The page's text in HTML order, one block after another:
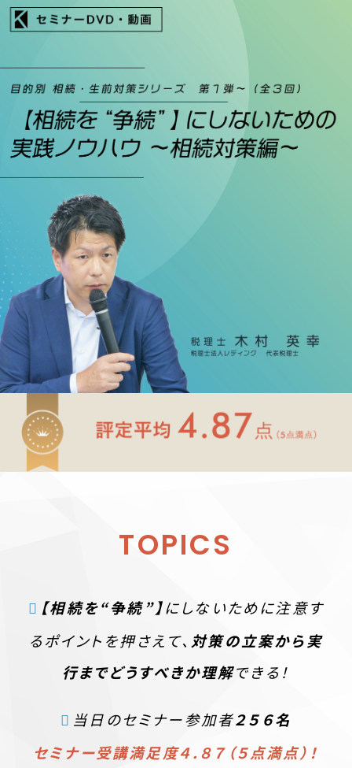
TOPICS
【相続を“争続”】にしないために注意す
るポイントを押さえて、 対策の立案から実
行までどうすべきか理解できる！
当日のセミナー参加者２５６名
セミナー受講満足度４.８７（５点満点）！